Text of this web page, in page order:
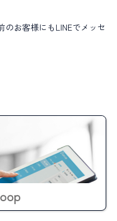
のお客様にもLINEでメッセ